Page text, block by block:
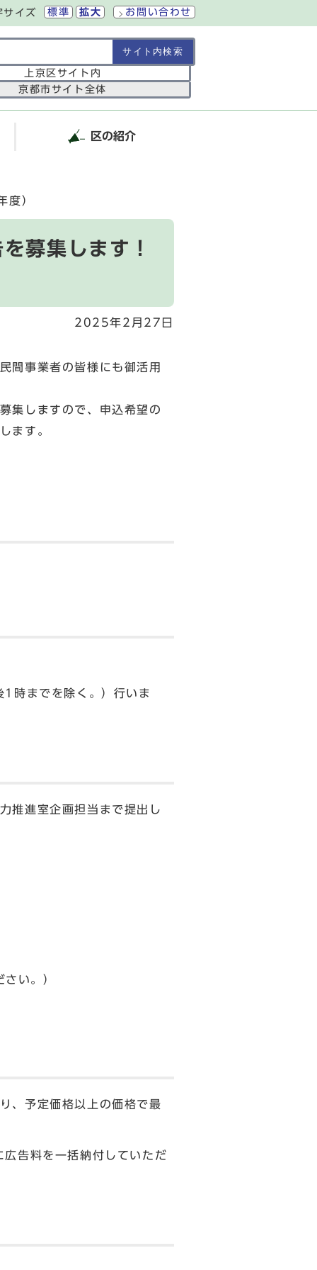
サイズ 標準 拡大 お問い合わせ
上京区サイト内
京都市サイト全体
区の紹介
度）
募集します！
2025年2月27日
間事業者の皆様にも御活用
集しますので、申込希望の
ます。
時までを除く。）行いま
推進室企画担当まで提出し
い。）
、予定価格以上の価格で最
告料を一括納付していただ